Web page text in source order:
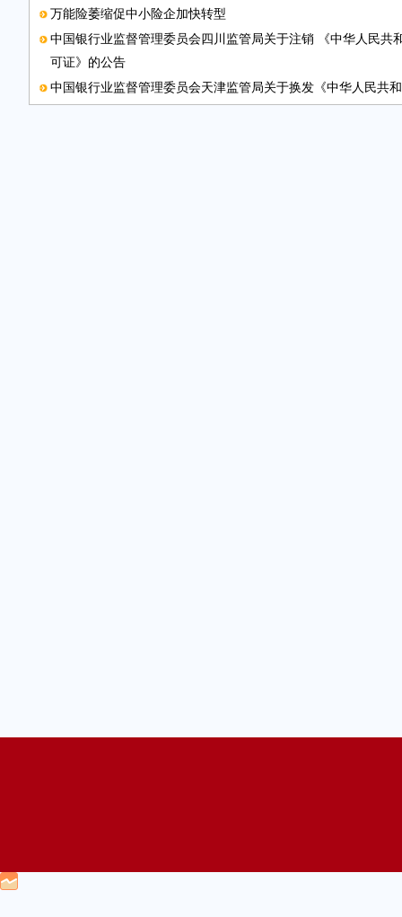
万能险萎缩促中小险企加快转型
中国银行业监督管理委员会四川监管局关于注销 《中华人民共
可证》的公告
中国银行业监督管理委员会天津监管局关于换发《中华人民共